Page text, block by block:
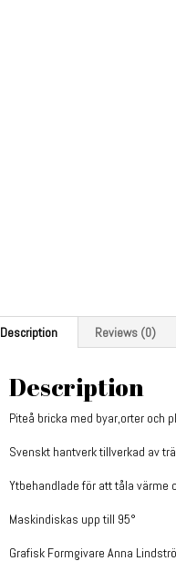
Description Reviews (0)
Description
Piteå bricka med byar,orter och
Svenskt hantverk tillverkad av
Ytbehandlade för att tåla värme
Maskindiskas upp till 95°
Grafisk Formgivare Anna